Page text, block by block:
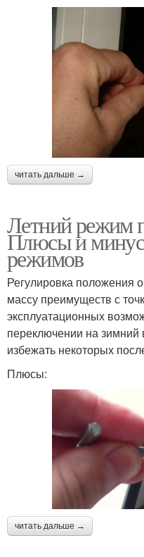
читать дальше →
Летний режим
Плюсы и
режимов
Регулировка положения
массу преимуществ с
эксплуатационных
переключении на
избежать некоторых
Плюсы:
читать дальше →